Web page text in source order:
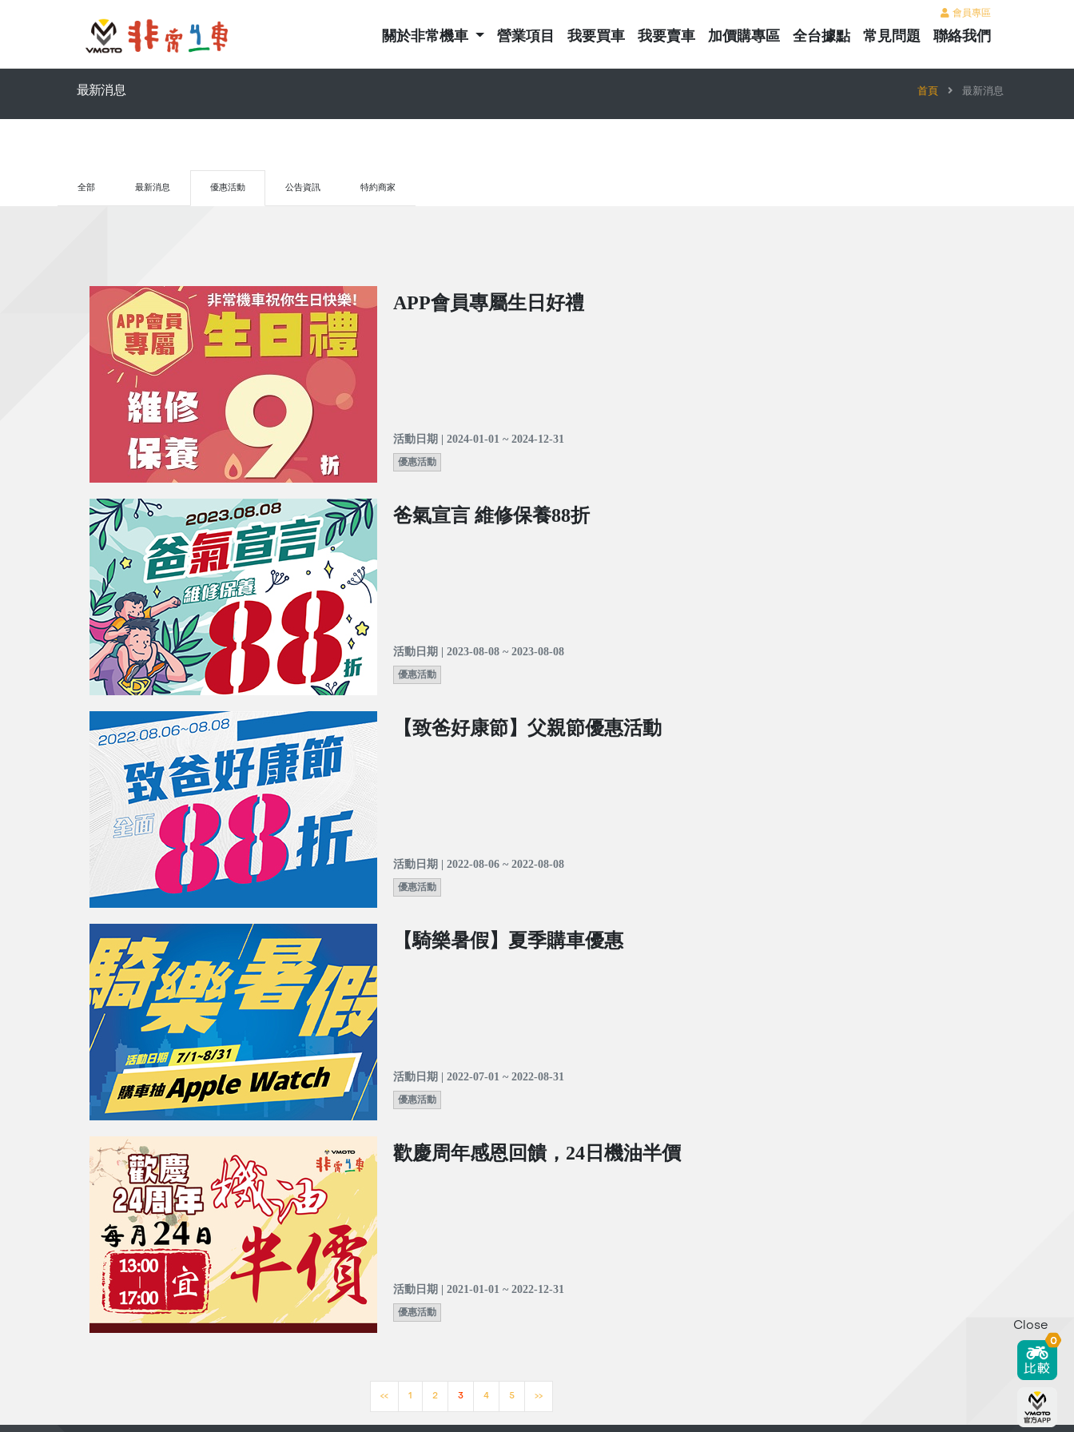
會員專區
關於非常機車 營業項目 我要買車 我要賣車 加價購專區 全台據點 常見問題 聯絡我們
最新消息 首頁 最新消息
全部 最新消息 優惠活動 公告資訊 特約商家
APP會員專屬生日好禮
活動日期 | 2024-01-01 ~ 2024-12-31
優惠活動
爸氣宣言 維修保養88折
活動日期 | 2023-08-08 ~ 2023-08-08
優惠活動
【致爸好康節】父親節優惠活動
活動日期 | 2022-08-06 ~ 2022-08-08
優惠活動
【騎樂暑假】夏季購車優惠
活動日期 | 2022-07-01 ~ 2022-08-31
優惠活動
歡慶周年感恩回饋，24日機油半價
活動日期 | 2021-01-01 ~ 2022-12-31
優惠活動
<< 1 2 3 4 5 >>
Close
0